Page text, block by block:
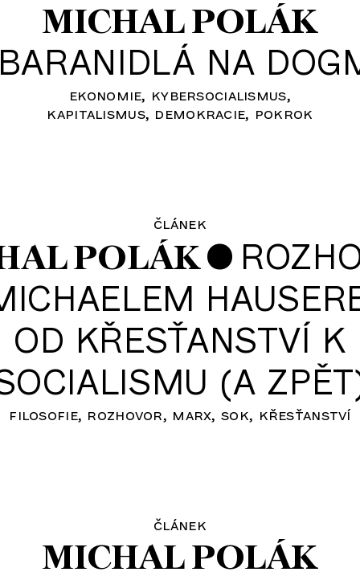
MICHAL POLÁK
NA
ekonomie
kybersocialismus
kapitalismus demokracie pokrok
článek
POLÁK•
OD KŘESŤANSTVÍ K
(A
filosofie rozhovor marx sok křesťanství
článek
MICHAL POLÁK